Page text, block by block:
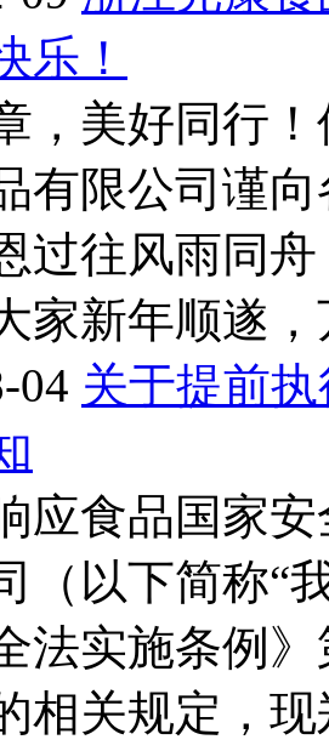
乐！
，美好同行
有限公司谨
过往风雨同
家新年顺遂
04 关于提前
应食品国家
（以下简称“
法实施条例
相关规定，